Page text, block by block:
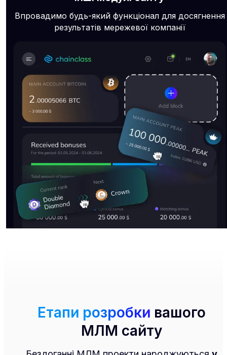
Впровадимо будь-який функціонал для досягнення
результатів мережевої компанії
Етапи розробки вашого
МЛМ сайту